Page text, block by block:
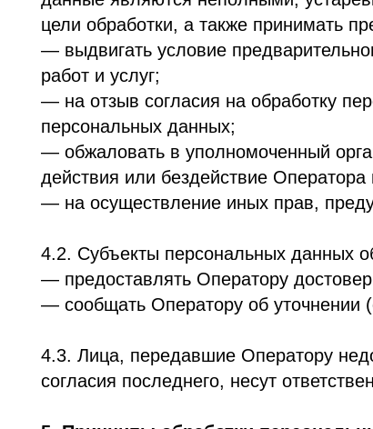
4.3. Лица, передавшие Оператору
согласия последнего, несут
5. Принципы обработки персональных
5.1. Обработка персональных данных
5.2. Обработка персональных данных
допускается обработка персональных
несовместимых между собой.
5.4. Обработке подлежат только
5.5. Содержание и объем обрабатываемых
избыточность обрабатываемых
5.6. При обработке персональных данных